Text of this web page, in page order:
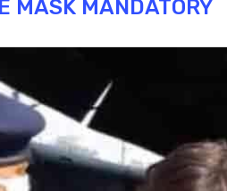
MASK MANDATORY